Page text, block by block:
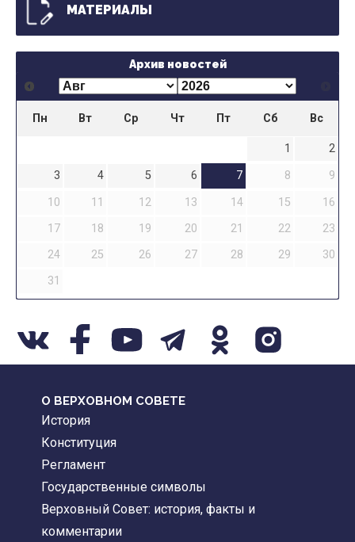
МАТЕРИАЛЫ
Архив новостей
Пн Вт Ср Чт Пт Сб Вс
1
2
3
4 5 6 7 8
9
10
11 12 13 14 15
16
17
18 19 20 21 22
23
24
25 26 27 28 29
30
31
О ВЕРХОВНОМ СОВЕТЕ
История
Конституция
Регламент
Государственные символы
Верховный Совет: история, факты и
комментарии